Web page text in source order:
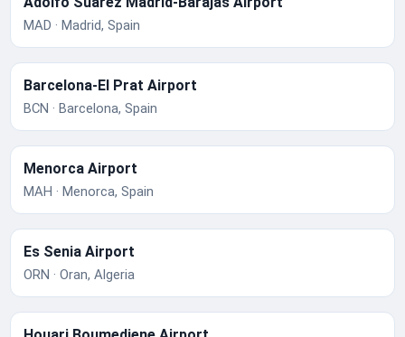
MAD · Madrid, Spain
Barcelona-El Prat Airport
BCN · Barcelona, Spain
Menorca Airport
MAH · Menorca, Spain
Es Senia Airport
ORN · Oran, Algeria